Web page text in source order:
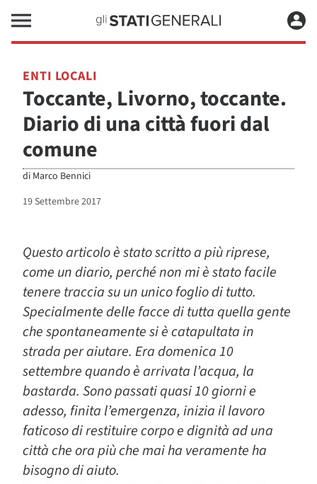
ENTI LOCALI
Toccante, Livorno, toccante.
Diario di una città fuori dal
comune
di Marco Bennici
19 Settembre 2017
Questo articolo è stato scritto a più riprese,
come un diario, perché non mi è stato facile
tenere traccia su un unico foglio di tutto.
Specialmente delle facce di tutta quella gente
che spontaneamente si è catapultata in
strada per aiutare. Era domenica 10
settembre quando è arrivata l’acqua, la
bastarda. Sono passati quasi 10 giorni e
adesso, finita l’emergenza, inizia il lavoro
faticoso di restituire corpo e dignità ad una
città che ora più che mai ha veramente ha
bisogno di aiuto.